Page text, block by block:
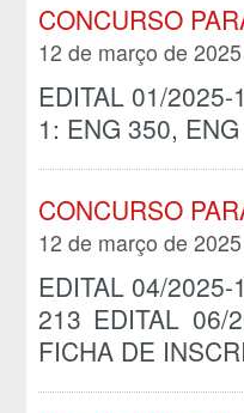
CONCURSO
12 de março de 2025
EDITAL 01/
1: ENG 350,
CONCURSO
12 de março de 2025
EDITAL 04/
213 EDITAL 06/
FICHA DE